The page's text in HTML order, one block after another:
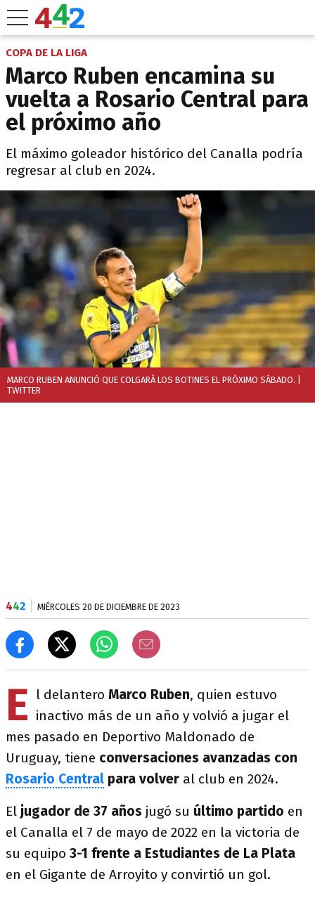
COPA DE LA LIGA
Marco Ruben encamina su
vuelta a Rosario Central para
el próximo año
El máximo goleador histórico del Canalla podría
regresar al club en 2024.
MARCO RUBEN ANUNCIÓ QUE COLGARÁ LOS BOTINES EL PRÓXIMO SÁBADO.
TWITTER
442 MIÉRCOLES 20 DE DICIEMBRE DE 2023
E l delantero Marco Ruben, quien estuvo
inactivo más de un año y volvió a jugar el
mes pasado en Deportivo Maldonado de
Uruguay, tiene conversaciones avanzadas con
Rosario Central para volver al club en 2024.
El jugador de 37 años jugó su último partido en
el Canalla el 7 de mayo de 2022 en la victoria de
su equipo 3-1 frente a Estudiantes de La Plata
en el Gigante de Arroyito y convirtió un gol.